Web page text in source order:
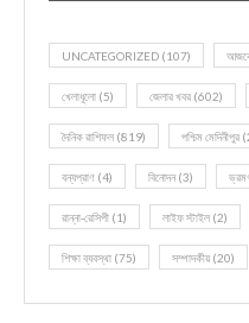
UNCATEGORIZED (107)
খেলাধূলো (5) জেলার খবর (602)
দৈনিক রাশিফল (819) পশ্চিম মেদিনীপুর
বন্যপ্রাণ (4) বিনোদন(3)
রান্না-রেসিপী (1) লাইফ স্টাইল (2)
শিক্ষা ব্যবস্থা (75) সম্পাদকীয় (20)